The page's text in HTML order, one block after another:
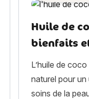
Huile de
bienfaits
L’huile de
naturel pour
soins de la